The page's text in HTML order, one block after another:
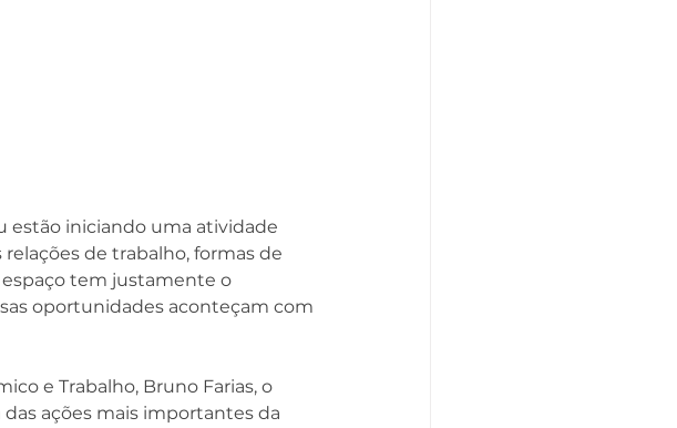
estão iniciando uma atividade
de trabalho, formas de
espaço tem justamente o
oportunidades aconteçam com
e Trabalho, Bruno Farias, o
ações mais importantes da